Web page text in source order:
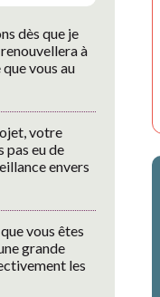
dès que je
renouvellera à
vous au
votre
pas eu de
envers
vous êtes
grande
les